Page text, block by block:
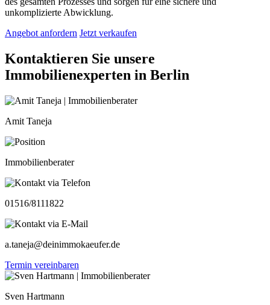
unkomplizierte Abwicklung.
Angebot anfordern Jetzt verkaufen
Kontaktieren Sie unsere
Immobilienexperten in Berlin
Amit Taneja
Immobilienberater
01516/8111822
a.taneja@deinimmokaeufer.de
Termin vereinbaren
Sven Hartmann